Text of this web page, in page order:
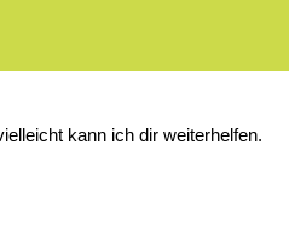
kann ich dir weiterhelfen.